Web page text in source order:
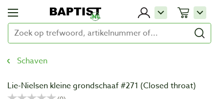
Schaven
Lie-Nielsen kleine grondschaaf #271 (Closed throat)